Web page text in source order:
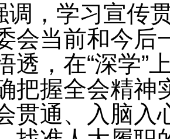
调，学习宣传
会当前和今
透，在“深学”
把握全会精神
贯通、入脑入